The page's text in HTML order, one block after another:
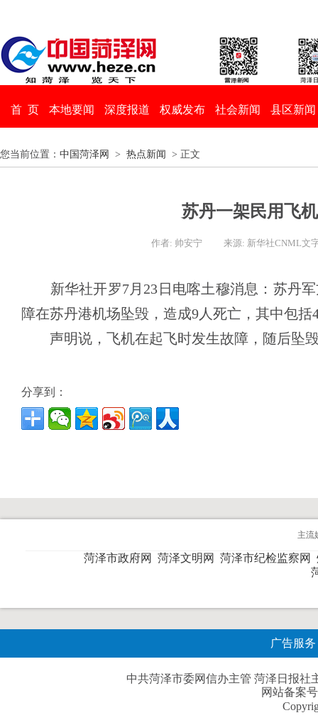
首 页 本地要闻 深度报道 权威发布 社会新闻 县区新闻
您当前位置： 中国菏泽网 > 热点新闻 > 正文
苏丹一架民用飞
作者: 帅安宁 来源: 新华社CNML文
新华社开罗7月23日电喀土穆消息：苏丹军
障在苏丹港机场坠毁，造成9人死亡，其中包括
声明说，飞机在起飞时发生故障，随后坠
分享到：
主流
菏泽市政府网 菏泽文明网 菏泽市纪检监察网
广告服务
中共菏泽市委网信办主管 菏泽日报社
网站备案